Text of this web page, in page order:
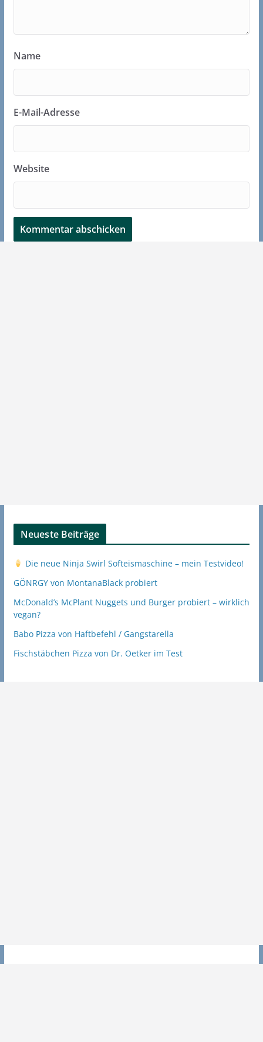
Name
E-Mail-Adresse
Website
Neueste Beiträge
Die neue Ninja Swirl Softeismaschine – mein Testvideo!
GÖNRGY von MontanaBlack probiert
McDonald’s McPlant Nuggets und Burger probiert – wirklich
vegan?
Babo Pizza von Haftbefehl / Gangstarella
Fischstäbchen Pizza von Dr. Oetker im Test